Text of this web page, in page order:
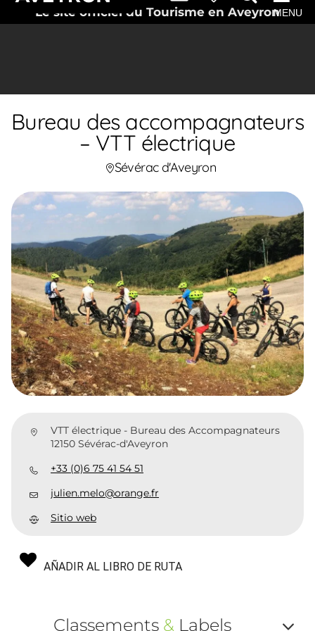
Le site officiel du Tourisme en AveyronMENU
Bureau des accompagnateurs
– VTT électrique
Sévérac d'Aveyron
VTT électrique - Bureau des Accompagnateurs
12150 Sévérac-d'Aveyron
+33 (0)6 75 41 54 51
julien.melo@orange.fr
Sitio web
AÑADIR AL LIBRO DE RUTA
Classements & Labels